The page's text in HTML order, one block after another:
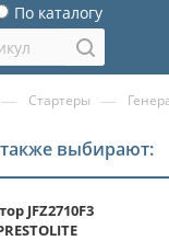
По каталогу
— Стартеры —
выбирают:
JFZ2710F3